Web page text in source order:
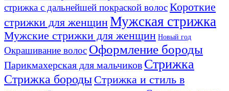
стрижка с дальнейшей покраской волосКороткие
стрижки для женщинМужская стрижка
Мужские стрижки для женщин Новый год
Окрашивание волос Оформление бороды
Парикмахерская для мальчиков Стрижка
Стрижка бороды Стрижка и стиль в